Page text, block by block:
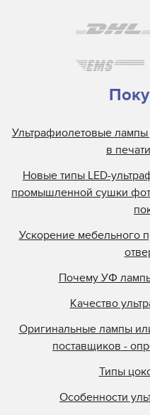
Ультрафиолетовые
в
Новые типы LED-
промышленной сушки
Ускорение мебельного
Почему УФ
Качество
Оригинальные лампы
поставщиков -
Типы
Особенности